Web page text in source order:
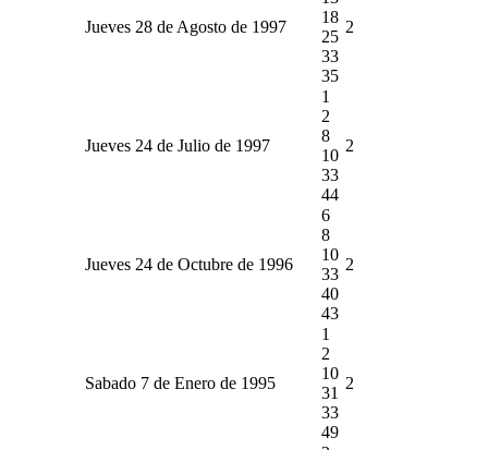
Jueves 28 de Agosto de 1997
18
25
33
35
2
Jueves 24 de Julio de 1997
1
2
8
10
33
44
2
Jueves 24 de Octubre de 1996
6
8
10
33
40
43
2
Sabado 7 de Enero de 1995
1
2
10
31
33
49
2